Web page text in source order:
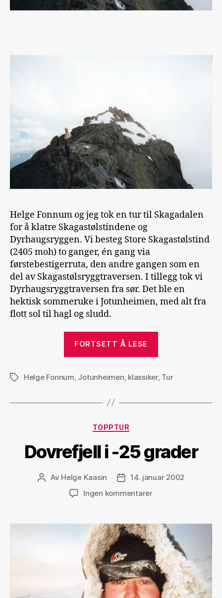
Helge Fonnum og jeg tok en tur til Skagadalen
for å klatre Skagastølstindene og
Dyrhaugsryggen. Vi besteg Store Skagastølstind
(2405 moh) to ganger, én gang via
førstebestigerruta, den andre gangen som en
del av Skagastølsryggtraversen. I tillegg tok vi
Dyrhaugsryggtraversen fra sør. Det ble en
hektisk sommeruke i Jotunheimen, med alt fra
flott sol til hagl og sludd.
FORTSETT Å LESE
StikkordHelge Fonnum Jotunheimen klassiker, Tur
Kategorier
TOPPTUR
Dovrefjell i -25 grader
Innleggsforfatter
Av Helge Kaasin Publiseringsdato
14. januar 2002
Ingen kommentarertil
-25
grader